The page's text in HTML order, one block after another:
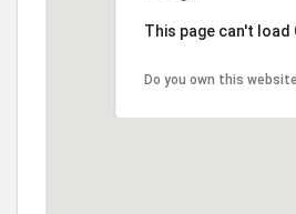
This page can't
Do you own this